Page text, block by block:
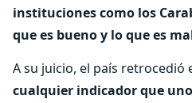
instituciones como los
que es bueno y lo que es
A su juicio, el país retrocedió
cualquier indicador que